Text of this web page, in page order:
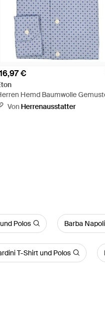
€
Hemd Baumwolle
Fit - Blau
Von Herrenausstatter
Polos Barba
T-Shirt und Polos